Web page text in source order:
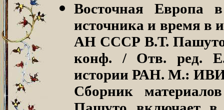
Восточная Европа
источника и время в
АН СССР В.Т.
конф. / Отв. ред.
истории РАН. М.: ИВИ
Сборник